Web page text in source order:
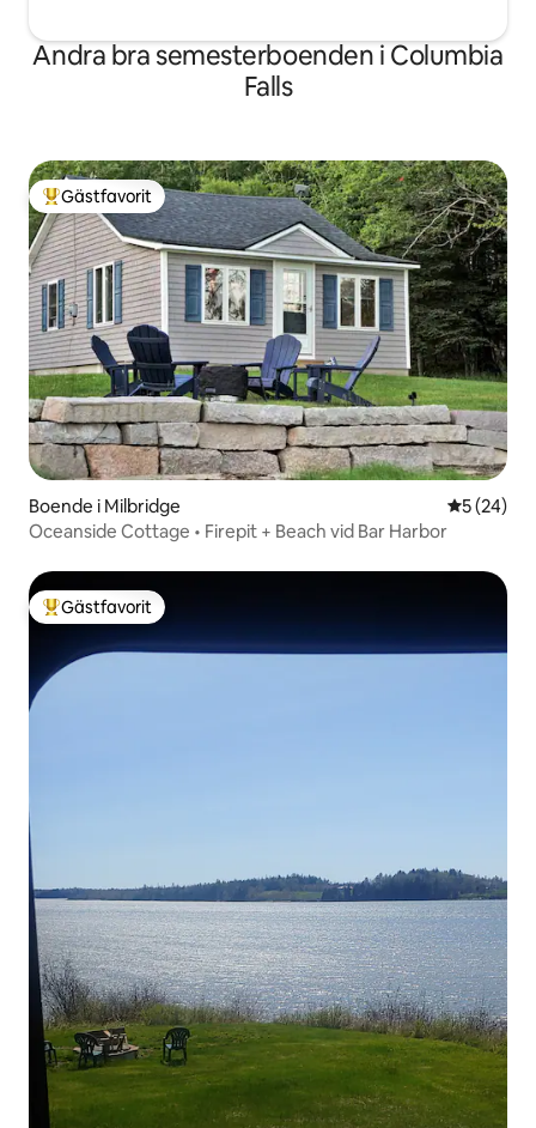
Andra bra semesterboenden i Columbia
Falls
Populär gästfavorit
Gästfavorit
Boende i Milbridge 5 av 5 i
5 (24)
Oceanside Cottage • Firepit + Beach vid Bar Harbor
Populär gästfavorit
Gästfavorit